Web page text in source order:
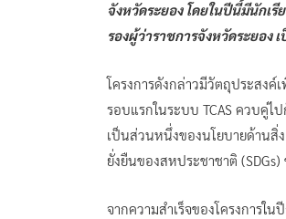
จังหวัดระยอง โดยในปีนี้มีนักเรี
รองผู้ว่าราชการจังหวัดระยอง
โครงการดังกล่าวมีวัตถุประสง
รอบแรกในระบบ TCAS ควบคู่ไ
เป็นส่วนหนึ่งของนโยบายด้านสิ่
ยั่งยืนของสหประชาชาติ
จากความสำเร็จของโครงการใ